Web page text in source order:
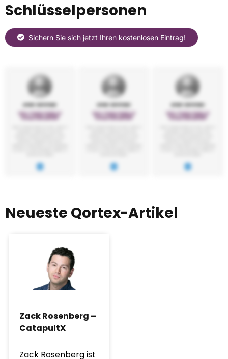
Schlüsselpersonen
Sichern Sie sich jetzt Ihren kostenlosen Eintrag!
Neueste Qortex-Artikel
Zack Rosenberg –
CatapultX
Zack Rosenberg ist